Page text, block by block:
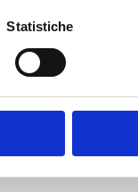
Statistiche